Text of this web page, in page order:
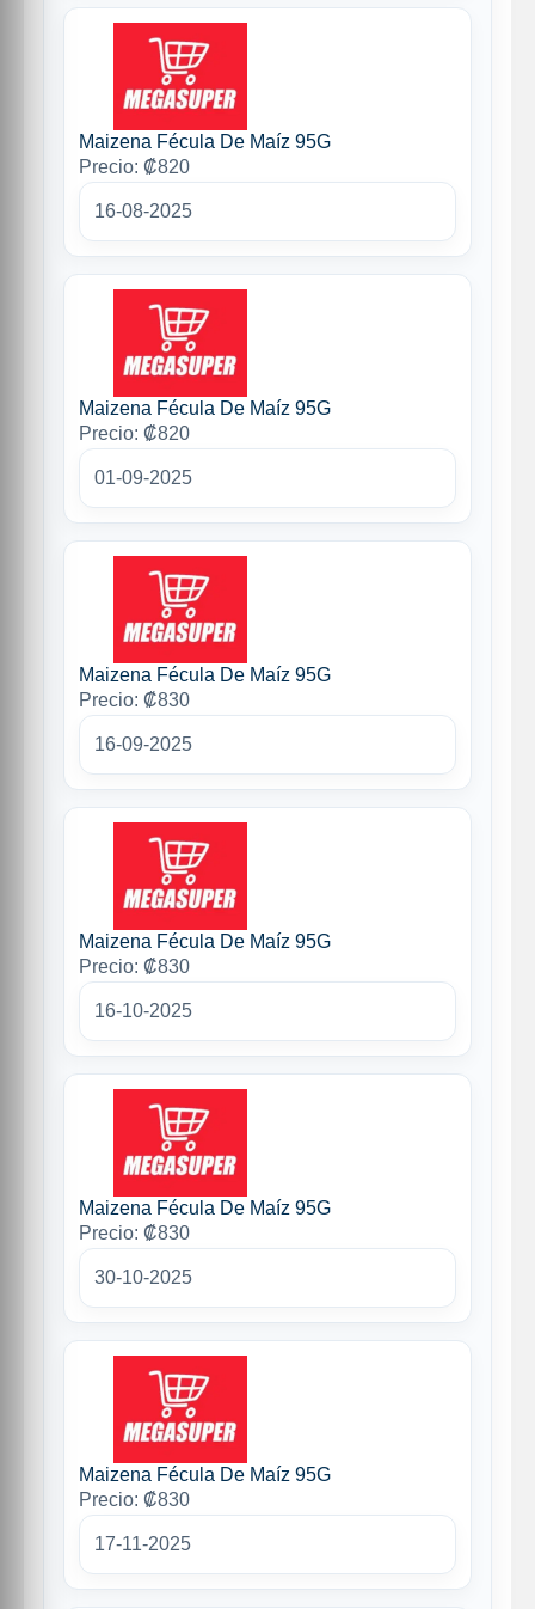
Maizena Fécula De Maíz 95G
Precio: ₡820
16-08-2025
Maizena Fécula De Maíz 95G
Precio: ₡820
01-09-2025
Maizena Fécula De Maíz 95G
Precio: ₡830
16-09-2025
Maizena Fécula De Maíz 95G
Precio: ₡830
16-10-2025
Maizena Fécula De Maíz 95G
Precio: ₡830
30-10-2025
Maizena Fécula De Maíz 95G
Precio: ₡830
17-11-2025